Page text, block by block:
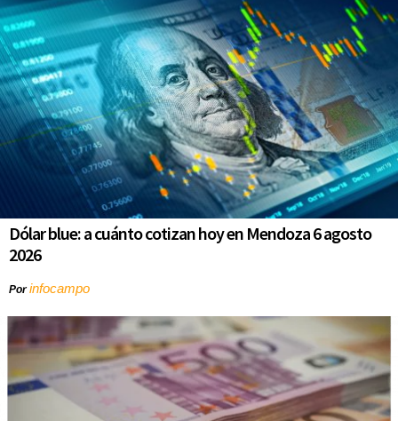
Dólar blue: a cuánto cotizan hoy en Mendoza 6 agosto
2026
Porinfocampo